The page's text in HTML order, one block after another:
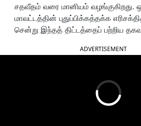
சதவீதம் வரை மானியம் வழங்குகிறது.
மாவட்டத்தின் புதுப்பிக்கத்தக்க
சென்று இந்தத் திட்டத்தைப் பற்றிய
ADVERTISEMENT